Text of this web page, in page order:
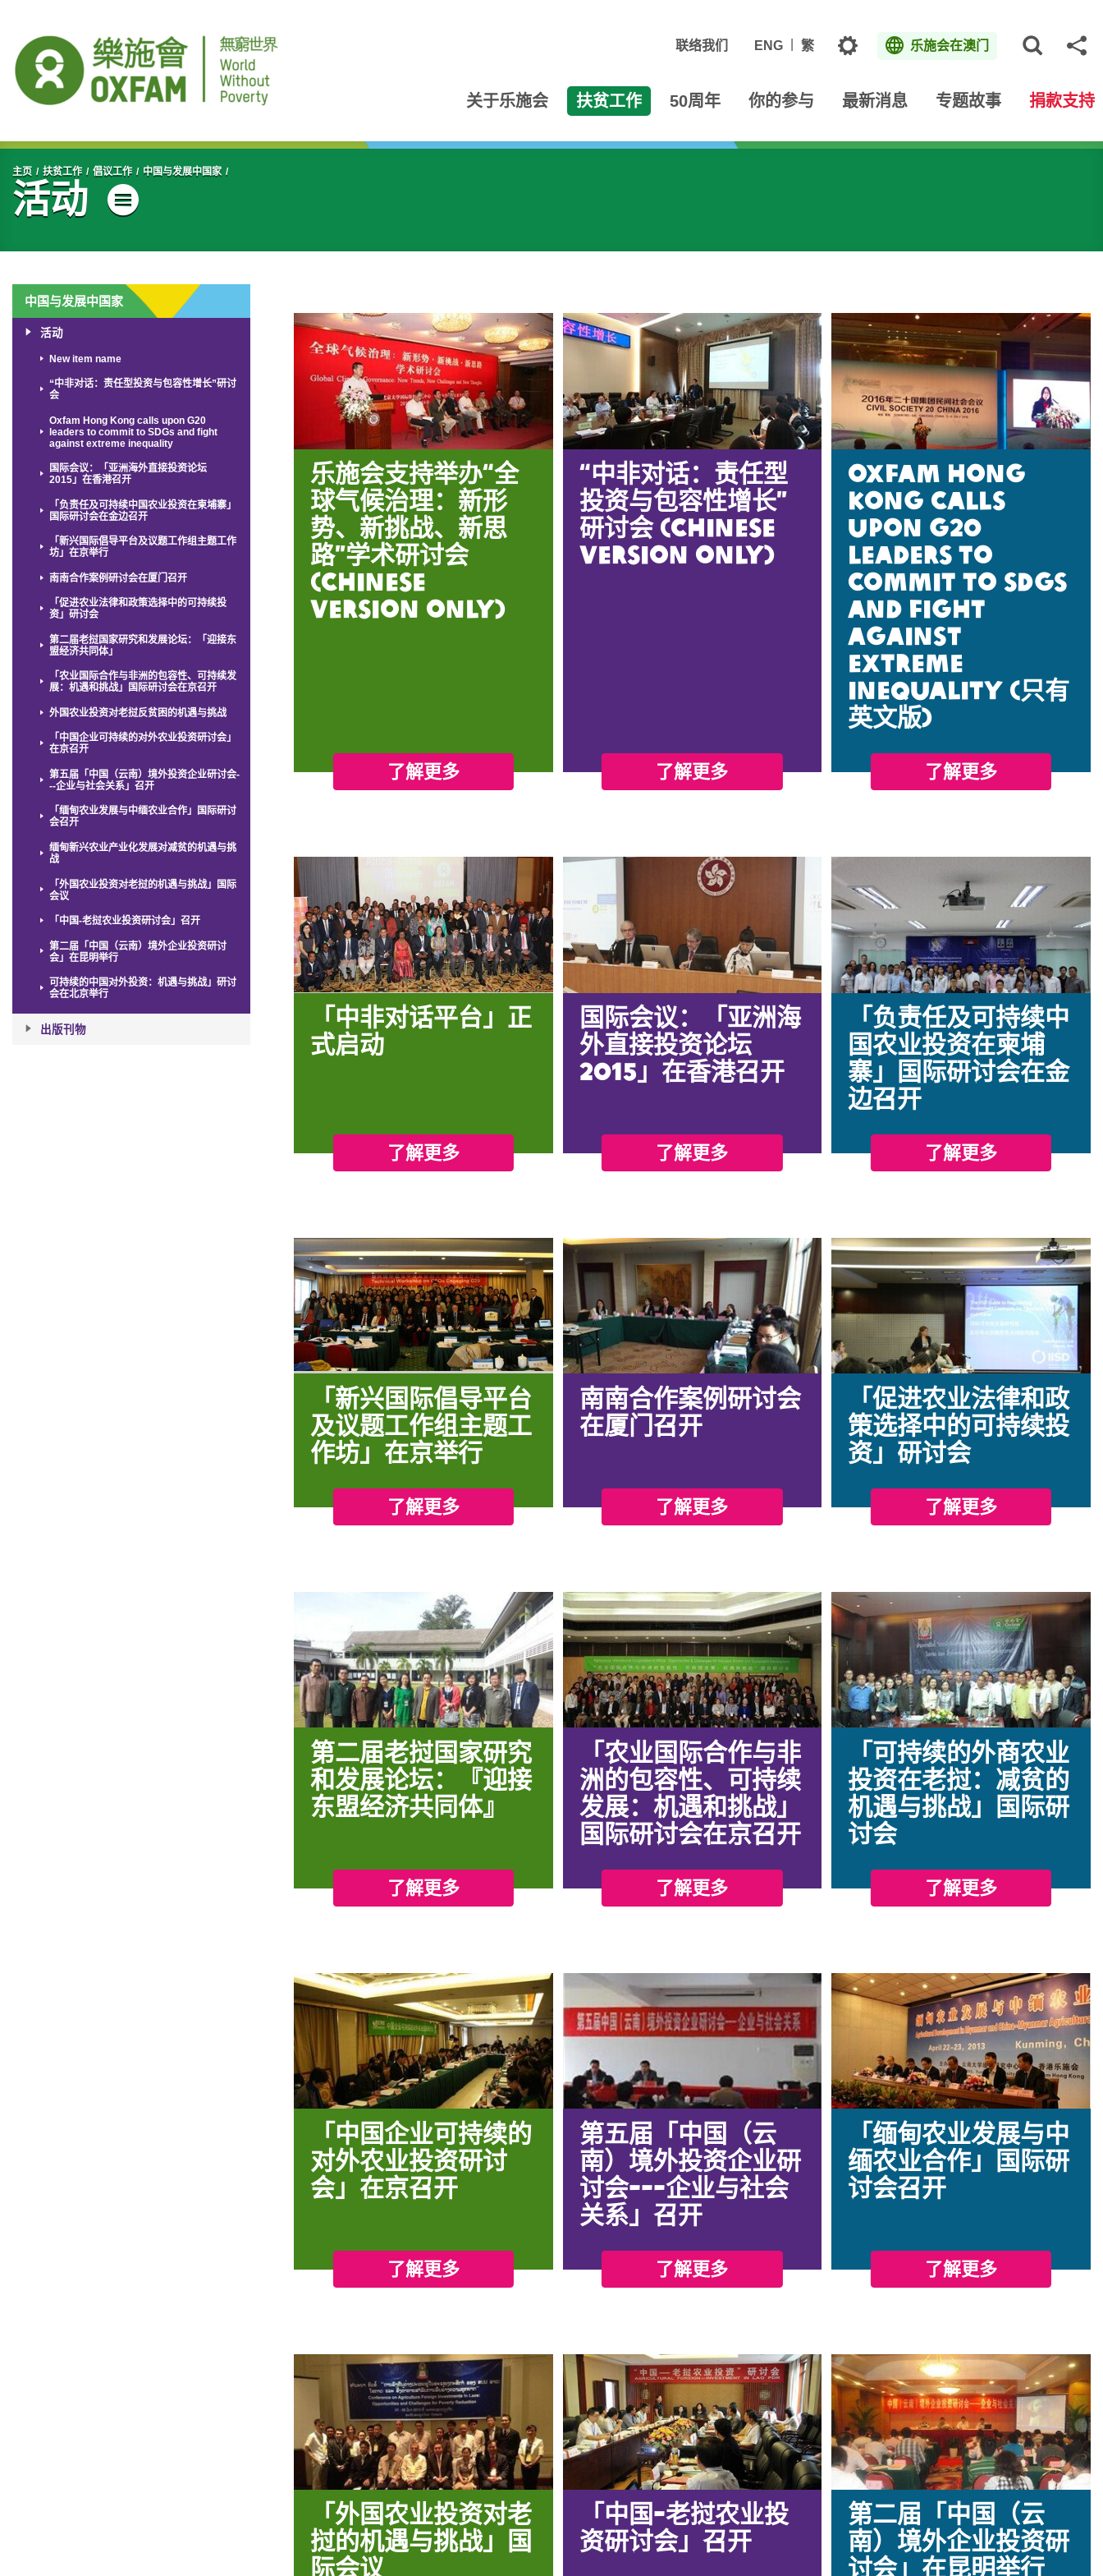
联络我们 ENG 繁 主题 乐施会在澳门
关于乐施会 扶贫工作 50周年 你的参与 最新消息 专题故事 捐款支持
开始主要内容
主页 扶贫工作 倡议工作 中国与发展中国家
活动 菜单
中国与发展中国家
活动
New item name
“中非对话：责任型投资与包容性增长”研讨
会
Oxfam Hong Kong calls upon G20
leaders to commit to SDGs and fight
against extreme inequality
国际会议：「亚洲海外直接投资论坛
2015」在香港召开
「负责任及可持续中国农业投资在柬埔寨」
国际研讨会在金边召开
「新兴国际倡导平台及议题工作组主题工作
坊」在京举行
南南合作案例研讨会在厦门召开
「促进农业法律和政策选择中的可持续投
资」研讨会
第二届老挝国家研究和发展论坛：「迎接东
盟经济共同体」
「农业国际合作与非洲的包容性、可持续发
展：机遇和挑战」国际研讨会在京召开
外国农业投资对老挝反贫困的机遇与挑战
「中国企业可持续的对外农业投资研讨会」
在京召开
第五届「中国（云南）境外投资企业研讨会-
--企业与社会关系」召开
「缅甸农业发展与中缅农业合作」国际研讨
会召开
缅甸新兴农业产业化发展对减贫的机遇与挑
战
「外国农业投资对老挝的机遇与挑战」国际
会议
「中国-老挝农业投资研讨会」召开
第二届「中国（云南）境外企业投资研讨
会」在昆明举行
可持续的中国对外投资：机遇与挑战」研讨
会在北京举行
出版刊物
乐施会支持举办“全
球气候治理：新形
势、新挑战、新思
路”学术研讨会
(Chinese
Version Only)
了解更多
“中非对话：责任型
投资与包容性增长”
研讨会 (Chinese
Version Only)
了解更多
Oxfam Hong
Kong calls
upon G20
leaders to
commit to SDGs
and fight
against
extreme
inequality (只有
英文版)
了解更多
「中非对话平台」正
式启动
了解更多
国际会议：「亚洲海
外直接投资论坛
2015」在香港召开
了解更多
「负责任及可持续中
国农业投资在柬埔
寨」国际研讨会在金
边召开
了解更多
「新兴国际倡导平台
及议题工作组主题工
作坊」在京举行
了解更多
南南合作案例研讨会
在厦门召开
了解更多
「促进农业法律和政
策选择中的可持续投
资」研讨会
了解更多
第二届老挝国家研究
和发展论坛：『迎接
东盟经济共同体』
了解更多
「农业国际合作与非
洲的包容性、可持续
发展：机遇和挑战」
国际研讨会在京召开
了解更多
「可持续的外商农业
投资在老挝：减贫的
机遇与挑战」国际研
讨会
了解更多
「中国企业可持续的
对外农业投资研讨
会」在京召开
了解更多
第五届「中国（云
南）境外投资企业研
讨会---企业与社会
关系」召开
了解更多
「缅甸农业发展与中
缅农业合作」国际研
讨会召开
了解更多
「外国农业投资对老
挝的机遇与挑战」国
际会议
「中国-老挝农业投
资研讨会」召开
第二届「中国（云
南）境外企业投资研
讨会」在昆明举行